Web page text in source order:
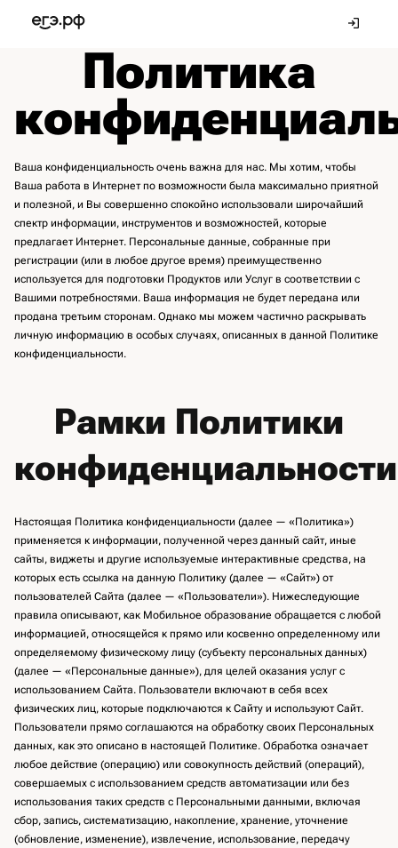
Политика
Ваша конфиденциальность очень важна для нас. Мы хотим, чтобы
Ваша работа в Интернет по возможности была максимально приятной
и полезной, и Вы совершенно спокойно использовали широчайший
спектр информации, инструментов и возможностей, которые
предлагает Интернет. Персональные данные, собранные при
регистрации (или в любое другое время) преимущественно
используется для подготовки Продуктов или Услуг в соответствии с
Вашими потребностями. Ваша информация не будет передана или
продана третьим сторонам. Однако мы можем частично раскрывать
личную информацию в особых случаях, описанных в данной Политике
конфиденциальности.
Рамки Политики
конфиденциальности
Настоящая Политика конфиденциальности (далее — «Политика»)
применяется к информации, полученной через данный сайт, иные
сайты, виджеты и другие используемые интерактивные средства, на
которых есть ссылка на данную Политику (далее — «Сайт») от
пользователей Сайта (далее — «Пользователи»). Нижеследующие
правила описывают, как Мобильное образование обращается с любой
информацией, относящейся к прямо или косвенно определенному или
определяемому физическому лицу (субъекту персональных данных)
(далее — «Персональные данные»), для целей оказания услуг с
использованием Сайта. Пользователи включают в себя всех
физических лиц, которые подключаются к Сайту и используют Сайт.
Пользователи прямо соглашаются на обработку своих Персональных
данных, как это описано в настоящей Политике. Обработка означает
любое действие (операцию) или совокупность действий (операций),
совершаемых с использованием средств автоматизации или без
использования таких средств с Персональными данными, включая
сбор, запись, систематизацию, накопление, хранение, уточнение
(обновление, изменение), извлечение, использование, передачу